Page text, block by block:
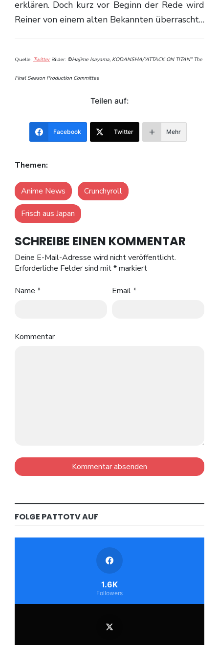
erklären. Doch kurz vor Beginn der Rede wird
Reiner von einem alten Bekannten überrascht…
Quelle: Twitter Bilder: ©Hajime Isayama, KODANSHA/“ATTACK ON TITAN” The
Final Season Production Committee
Teilen auf:
Facebook Twitter Mehr
Themen:
Anime News Crunchyroll
Frisch aus Japan
SCHREIBE EINEN KOMMENTAR
Deine E-Mail-Adresse wird nicht veröffentlicht.
Erforderliche Felder sind mit*markiert
Name * Email*
Kommentar
FOLGE PATTOTV AUF
1.6K
Followers